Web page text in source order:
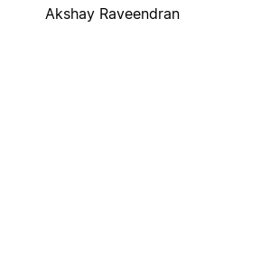
Akshay Raveendran